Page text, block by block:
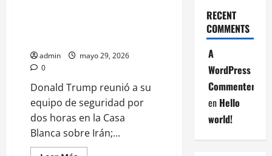
admin
mayo 29, 2026
0
Donald Trump reunió a su
equipo de seguridad por
dos horas en la Casa
Blanca sobre Irán;...
RECENT
COMMENTS
A
WordPress
Commenter
en Hello
world!